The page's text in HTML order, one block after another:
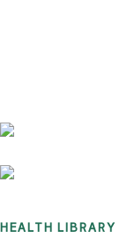
HEALTH LIBRARY